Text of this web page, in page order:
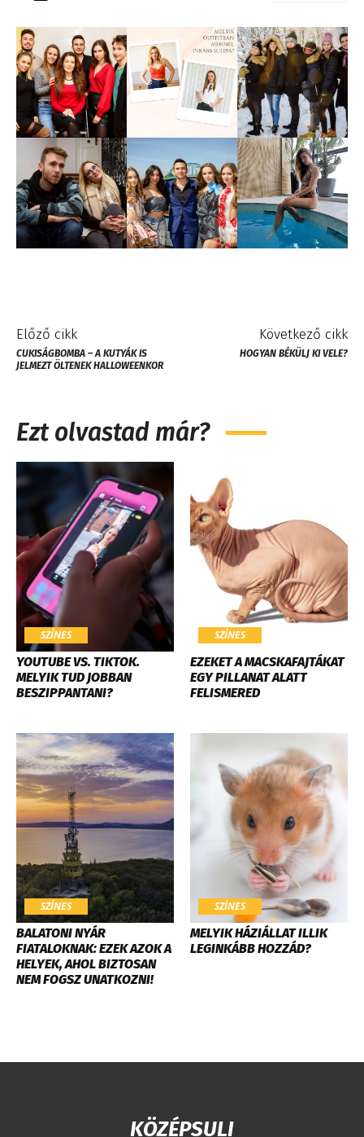
Előző cikk
CUKISÁGBOMBA – A KUTYÁK IS
JELMEZT ÖLTENEK HALLOWEENKOR
Következő cikk
HOGYAN BÉKÜLJ KI VELE?
Ezt olvastad már?
SZÍNES
YOUTUBE VS. TIKTOK.
MELYIK TUD JOBBAN
BESZIPPANTANI?
SZÍNES
EZEKET A MACSKAFAJTÁKAT
EGY PILLANAT ALATT
FELISMERED
SZÍNES
BALATONI NYÁR
FIATALOKNAK: EZEK AZOK A
HELYEK, AHOL BIZTOSAN
NEM FOGSZ UNATKOZNI!
SZÍNES
MELYIK HÁZIÁLLAT ILLIK
LEGINKÁBB HOZZÁD?
KÖZÉPSULI